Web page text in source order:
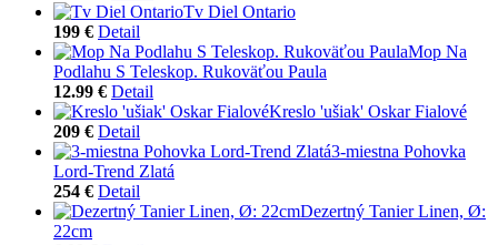
Tv Diel Ontario
199 € Detail
Mop Na
Podlahu S Teleskop. Rukoväťou Paula
12.99 € Detail
Kreslo 'ušiak' Oskar Fialové
209 € Detail
3-miestna Pohovka
Lord-Trend Zlatá
254 € Detail
Dezertný Tanier Linen, Ø:
22cm